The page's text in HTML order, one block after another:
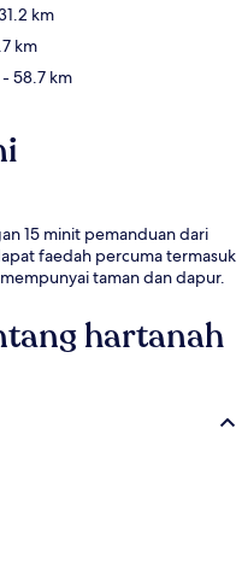
km
km
- 58.7 km
15 minit pemanduan dari
faedah percuma termasuk
taman dan dapur.
hartanah